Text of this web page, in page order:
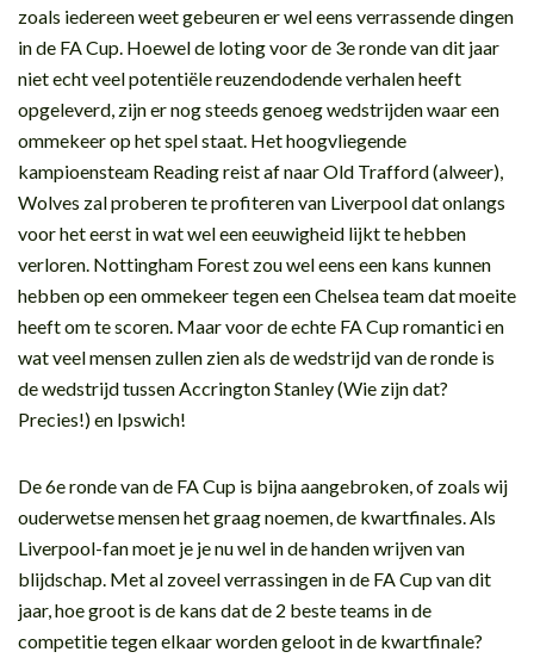
zoals iedereen weet gebeuren er wel eens verrassende dingen
in de FA Cup. Hoewel de loting voor de 3e ronde van dit jaar
niet echt veel potentiële reuzendodende verhalen heeft
opgeleverd, zijn er nog steeds genoeg wedstrijden waar een
ommekeer op het spel staat. Het hoogvliegende
kampioensteam Reading reist af naar Old Trafford (alweer),
Wolves zal proberen te profiteren van Liverpool dat onlangs
voor het eerst in wat wel een eeuwigheid lijkt te hebben
verloren. Nottingham Forest zou wel eens een kans kunnen
hebben op een ommekeer tegen een Chelsea team dat moeite
heeft om te scoren. Maar voor de echte FA Cup romantici en
wat veel mensen zullen zien als de wedstrijd van de ronde is
de wedstrijd tussen Accrington Stanley (Wie zijn dat?
Precies!) en Ipswich!
De 6e ronde van de FA Cup is bijna aangebroken, of zoals wij
ouderwetse mensen het graag noemen, de kwartfinales. Als
Liverpool-fan moet je je nu wel in de handen wrijven van
blijdschap. Met al zoveel verrassingen in de FA Cup van dit
jaar, hoe groot is de kans dat de 2 beste teams in de
competitie tegen elkaar worden geloot in de kwartfinale?